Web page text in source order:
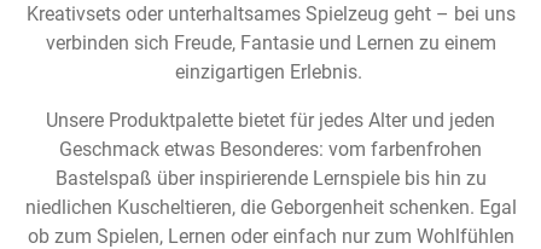
Kreativsets oder unterhaltsames Spielzeug geht – bei uns
verbinden sich Freude, Fantasie und Lernen zu einem
einzigartigen Erlebnis.
Unsere Produktpalette bietet für jedes Alter und jeden
Geschmack etwas Besonderes: vom farbenfrohen
Bastelspaß über inspirierende Lernspiele bis hin zu
niedlichen Kuscheltieren, die Geborgenheit schenken. Egal
ob zum Spielen, Lernen oder einfach nur zum Wohlfühlen